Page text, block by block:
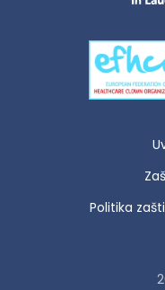
Politika